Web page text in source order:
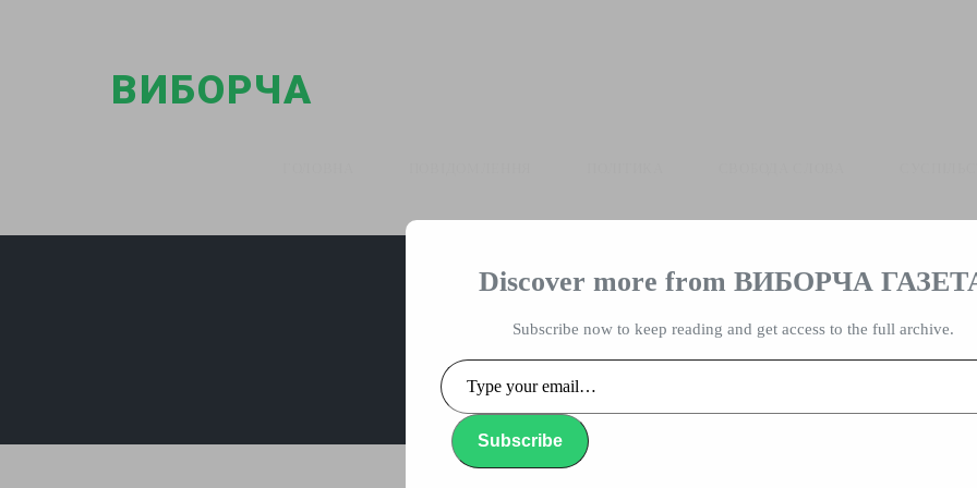
ВИБОРЧА
влада, вибори, народ
Discover more from ВИБОРЧА
Subscribe now to keep reading and get access to the full archive.
Type
your
email…
Subscribe